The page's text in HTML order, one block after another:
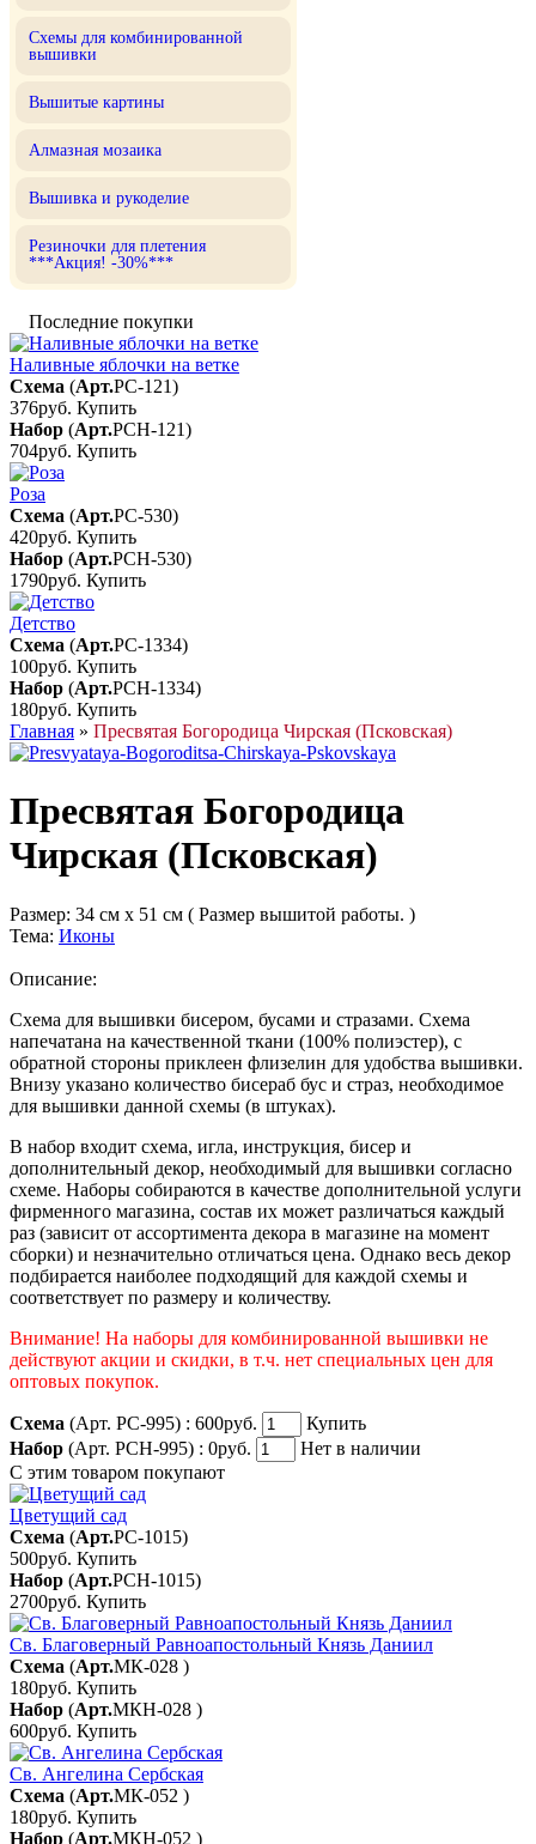
Схемы для комбинированной
вышивки
Вышитые картины
Алмазная мозаика
Вышивка и рукоделие
Резиночки для плетения
***Акция! -30%***
Последние покупки
Наливные яблочки на ветке
Схема (Арт.РС-121)
376руб. Купить
Набор (Арт.РСН-121)
704руб. Купить
Роза
Схема (Арт.РС-530)
420руб. Купить
Набор (Арт.РСН-530)
1790руб. Купить
Детство
Схема (Арт.РС-1334)
100руб. Купить
Набор (Арт.РСН-1334)
180руб. Купить
Главная » Пресвятая Богородица Чирская (Псковская)
Пресвятая Богородица
Чирская (Псковская)
Размер: 34 см x 51 см ( Размер вышитой работы. )
Тема: Иконы
Описание:
Схема для вышивки бисером, бусами и стразами. Схема
напечатана на качественной ткани (100% полиэстер), с
обратной стороны приклеен флизелин для удобства вышивки.
Внизу указано количество бисераб бус и страз, необходимое
для вышивки данной схемы (в штуках).
В набор входит схема, игла, инструкция, бисер и
дополнительный декор, необходимый для вышивки согласно
схеме. Наборы собираются в качестве дополнительной услуги
фирменного магазина, состав их может различаться каждый
раз (зависит от ассортимента декора в магазине на момент
сборки) и незначительно отличаться цена. Однако весь декор
подбирается наиболее подходящий для каждой схемы и
соответствует по размеру и количеству.
Внимание! На наборы для комбинированной вышивки не
действуют акции и скидки, в т.ч. нет специальных цен для
оптовых покупок.
Схема (Арт. РС-995) : 600руб.
Купить
Набор (Арт. РСН-995) : 0руб.
Нет в наличии
С этим товаром покупают
Цветущий сад
Схема (Арт.РС-1015)
500руб. Купить
Набор (Арт.РСН-1015)
2700руб. Купить
Св. Благоверный Равноапостольный Князь Даниил
Схема (Арт.МК-028 )
180руб. Купить
Набор (Арт.МКН-028 )
600руб. Купить
Св. Ангелина Сербская
Схема (Арт.МК-052 )
180руб. Купить
Набор (Арт.МКН-052 )